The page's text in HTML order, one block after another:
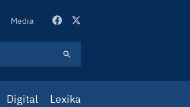
Media
Digital Lexika